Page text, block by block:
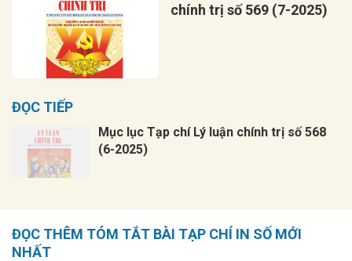
chính trị số 569 (7-2025)
ĐỌC TIẾP
Mục lục Tạp chí Lý luận chính trị số 568
(6-2025)
ĐỌC THÊM TÓM TẮT BÀI TẠP CHÍ IN SỐ MỚI
NHẤT